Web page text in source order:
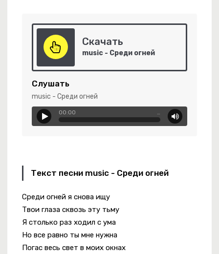
Скачать
music - Среди огней
Слушать
music - Среди огней
00:00 …
Текст песни music - Среди огней
Среди огней я снова ищу
Твои глаза сквозь эту тьму
Я столько раз ходил с ума
Но все равно ты мне нужна
Погас весь свет в моих окнах
Call Me Black
И Гитару